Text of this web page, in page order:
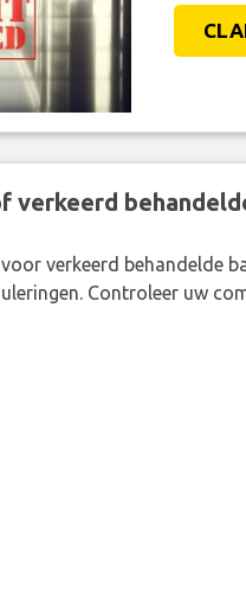
verkeerd
verkeerd behandelde
Controleer uw